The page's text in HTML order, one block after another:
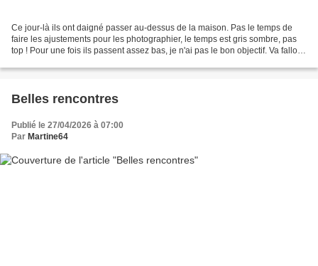
Ce jour-là ils ont daigné passer au-dessus de la maison. Pas le temps de
faire les ajustements pour les photographier, le temps est gris sombre, pas
top ! Pour une fois ils passent assez bas, je n'ai pas le bon objectif. Va falloir
Belles rencontres
Publié le 27/04/2026 à 07:00
Par Martine64